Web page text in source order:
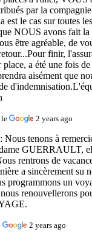
par la
est le cas sur toutes
NOUS avons fait la
être agréable, de
finir,
place, a été une fois
aisément que
le 2 years ago
Nous tenons à
GUERRAULT,
rentrons de
a sincèrement su
programmons un
renouvellerons
2 years ago